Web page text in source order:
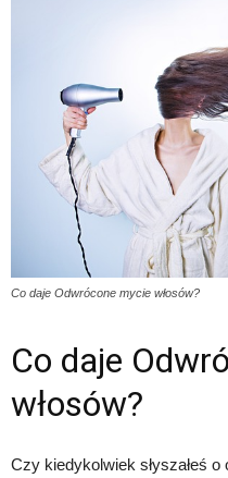
Co daje Odwrócone mycie włosów?
Co daje
włosów?
Czy kiedykolwiek słyszałeś